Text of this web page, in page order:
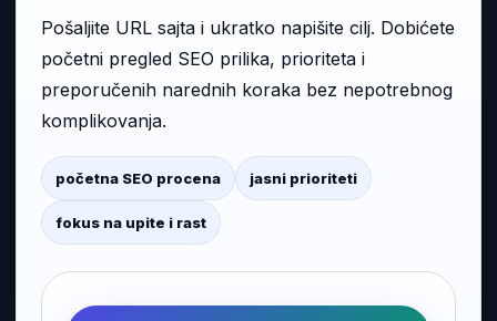
Pošaljite URL sajta i ukratko napišite cilj. Dobićete
početni pregled SEO prilika, prioriteta i
preporučenih narednih koraka bez nepotrebnog
komplikovanja.
početna SEO procena jasni prioriteti
fokus na upite i rast